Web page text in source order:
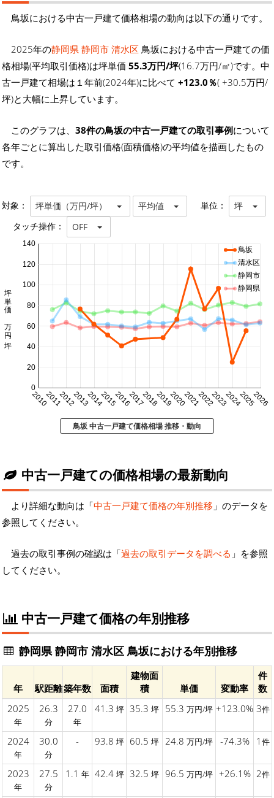
鳥坂における中古一戸建て価格相場の動向は以下の通りです。
2025年の静岡県 静岡市 清水区 鳥坂における中古一戸建ての価
格相場(平均取引価格)は坪単価 55.3万円/坪(16.7万円/㎡)です。中
古一戸建て相場は１年前(2024年)に比べて +123.0％( +30.5万円/
坪)と大幅に上昇しています。
このグラフは、 38件の鳥坂の中古一戸建ての取引事例について
各年ごとに算出した取引価格(面積価格)の平均値を描画したもの
です。
対象： 坪単価（万円/坪） 平均値 単位： 坪
タッチ操作： OFF
20102011201220132014201520162017201820192020202120222023202420252026
0
20
40
60
80
100
120
140
坪単価 万円/坪
鳥坂
清水区
静岡市
静岡県
鳥坂 中古一戸建て価格相場 推移・動向
中古一戸建ての価格相場の最新動向
より詳細な動向は「中古一戸建て価格の年別推移 」のデータを
参照してください。
過去の取引事例の確認は「過去の取引データを調べる 」を参照
してください。
中古一戸建て価格の年別推移
静岡県 静岡市 清水区 鳥坂における年別推移
年 駅距離築年数 面積
建物面
積
単価 変動率
件
数
2025
年
26.3
分
27.0
年
41.3 坪 35.3 坪 55.3 万円/坪 +123.0% 3件
2024
年
30.0
分
- 93.8 坪 60.5 坪 24.8 万円/坪 -74.3% 1 件
2023
年
27.5
分
1.1 年 42.4 坪 32.5 坪 96.5 万円/坪 +26.1% 2件